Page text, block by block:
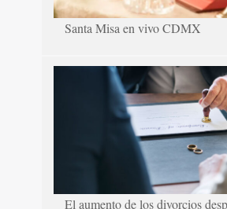
Santa Misa en vivo CDMX
El aumento de los divorcios